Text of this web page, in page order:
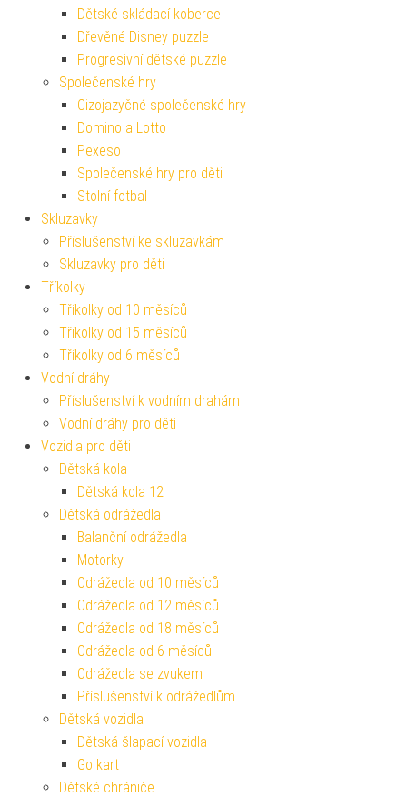
Dětské skládací koberce
Dřevěné Disney puzzle
Progresivní dětské puzzle
Společenské hry
Cizojazyčné společenské hry
Domino a Lotto
Pexeso
Společenské hry pro děti
Stolní fotbal
Skluzavky
Příslušenství ke skluzavkám
Skluzavky pro děti
Tříkolky
Tříkolky od 10 měsíců
Tříkolky od 15 měsíců
Tříkolky od 6 měsíců
Vodní dráhy
Příslušenství k vodním drahám
Vodní dráhy pro děti
Vozidla pro děti
Dětská kola
Dětská kola 12
Dětská odrážedla
Balanční odrážedla
Motorky
Odrážedla od 10 měsíců
Odrážedla od 12 měsíců
Odrážedla od 18 měsíců
Odrážedla od 6 měsíců
Odrážedla se zvukem
Příslušenství k odrážedlům
Dětská vozidla
Dětská šlapací vozidla
Go kart
Dětské chrániče